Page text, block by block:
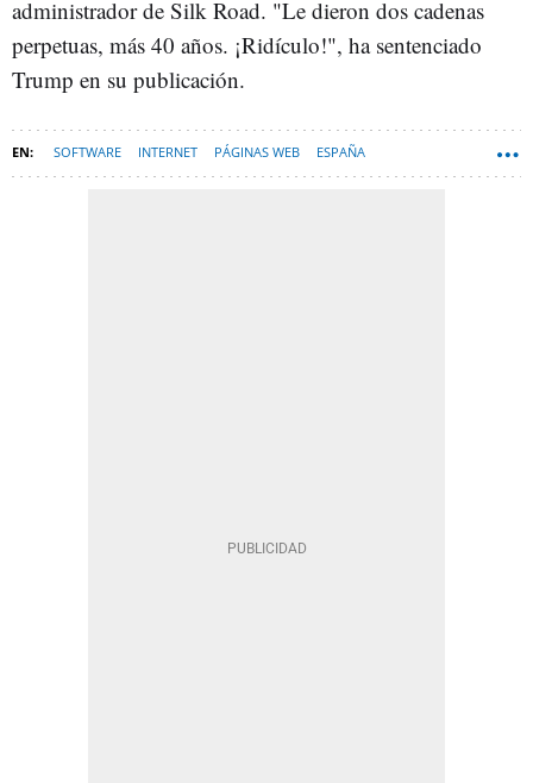
administrador de Silk Road. "Le dieron dos cadenas
perpetuas, más 40 años. ¡Ridículo!", ha sentenciado
Trump en su publicación.
SOFTWARE INTERNET PÁGINAS WEB ESPAÑA